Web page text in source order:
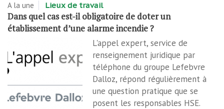
A la une Lieux de travail
Dans quel cas est-il obligatoire de doter un
établissement d’une alarme incendie ?
L'appel expert, service de
renseignement juridique par
téléphone du groupe Lefebvre
Dalloz, répond régulièrement à
une question pratique que se
posent les responsables HSE.